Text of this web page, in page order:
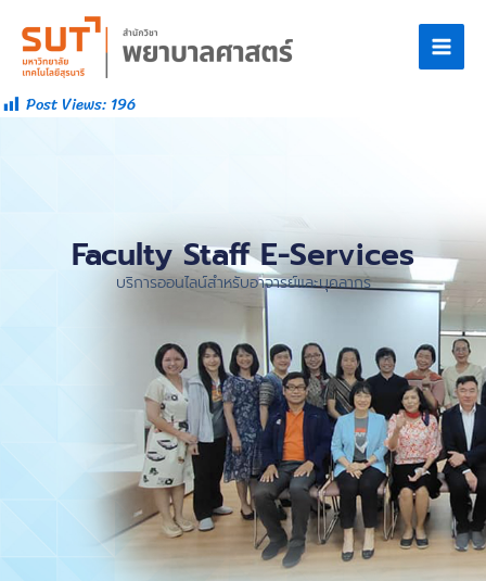
Post Views:196
Faculty Staff E-Services
บริการออนไลน์สำหรับอาจารย์และบุคลากร